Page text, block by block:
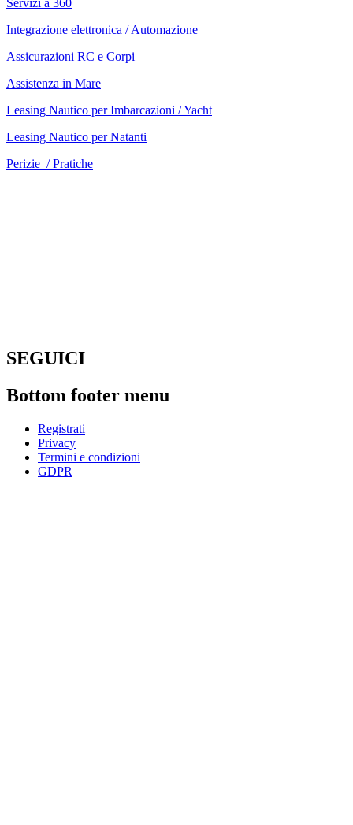
Servizi a 360
Integrazione elettronica / Automazione
Assicurazioni RC e Corpi
Assistenza in Mare
Leasing Nautico per Imbarcazioni / Yacht
Leasing Nautico per Natanti
Perizie / Pratiche
SEGUICI
Bottom footer menu
Registrati
Privacy
Termini e condizioni
GDPR